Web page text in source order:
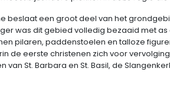
beslaat een groot deel van het
was dit gebied volledig bezaaid met
pilaren, paddenstoelen en talloze
de eerste christenen zich voor
van St. Barbara en St. Basil, de